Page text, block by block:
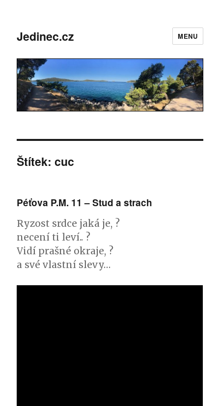
Jedinec.cz MENU
Štítek: cuc
Péťova P.M. 11 – Stud a strach
Ryzost srdce jaká je, ?
necení ti leví.. ?
Vidí prašné okraje, ?
a své vlastní slevy…